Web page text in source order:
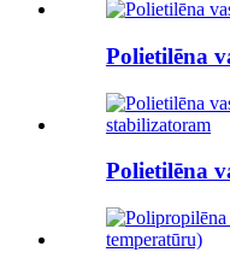
Polietilēna
Polietilēna